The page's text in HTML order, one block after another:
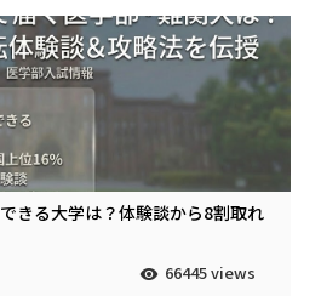
きる大学は？体験談から8割取れ
66445 views